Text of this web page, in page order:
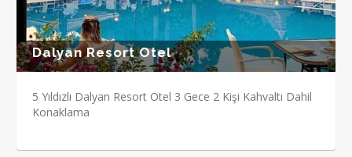
Dalyan Resort Otel
5 Yıldızlı Dalyan Resort Otel 3 Gece 2 Kişi Kahvaltı Dahil
Konaklama